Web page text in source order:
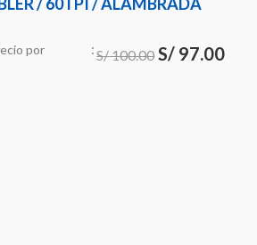
por :S/100.00 El
S/ 97.00El